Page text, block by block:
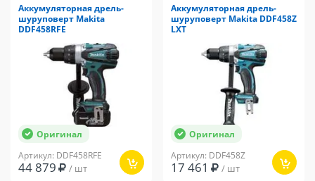
Аккумуляторная дрель-
шуруповерт Makita
DDF458RFE
Оригинал
Артикул: DDF458RFE
44 879 / шт
Аккумуляторная дрель-
шуруповерт Makita DDF458Z
LXT
Оригинал
Артикул: DDF458Z
17 461 / шт